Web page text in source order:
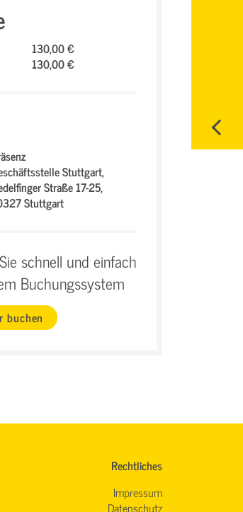
130,00 €
130,00 €
Stuttgart,
Straße 17-25,
Stuttgart
schnell und einfach
Buchungssystem
buchen
Rechtliches
Impressum
Datenschutz